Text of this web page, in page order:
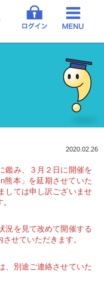
2020.02.26
鑑み、３月２日に開催を
熊本」を延期させていた
しては申し訳ございませ
況を見て改めて開催する
せていただきます。
、別途ご連絡させていた